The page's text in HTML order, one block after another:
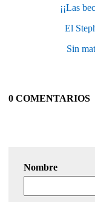
¡¡Las
El
Sin
0 COMENTARIOS
Nombre